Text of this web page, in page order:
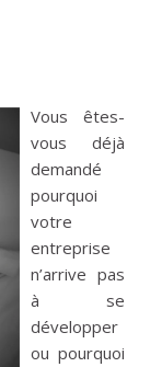
Vous êtes-
vous déjà
demandé
pourquoi
votre
entreprise
n’arrive pas
à se
développer
ou pourquoi